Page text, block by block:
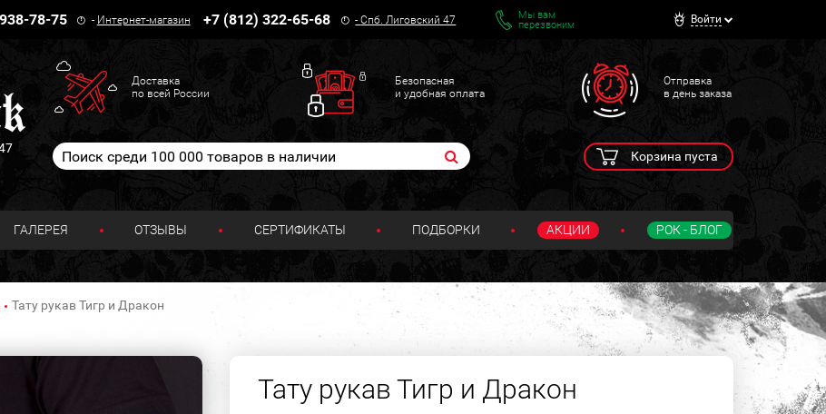
78-75 - Интернет-магазин +7 (812) 322-65-68 -Спб. Лиговский 47
Мы вам
перезвоним
Войти
Доставка
по всей России
Безопасная
и удобная оплата
Отправка
в день заказа
Корзина пуста
ГАЛЕРЕЯ ОТЗЫВЫ СЕРТИФИКАТЫ ПОДБОРКИ АКЦИИ РОК - БЛОГ
Тату рукав Тигр и Дракон
Тату рукав Тигр и Дракон